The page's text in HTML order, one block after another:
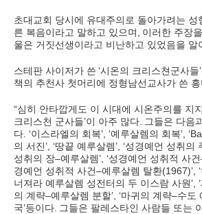
초대교회 당시에 유대주의로 돌아가려는
른 복음이라고 말하고 있으며
이러한 주장
울은 거짓선생이라고 비난하고 있었음을 알
스테판 사이저가 쓴 ‘시온의 크리스쳔군사들
책의 추천사 첫머리에 정형남선교사가 쓴
“심히 안타깝게도 이 시대에 시온주의를 지
크리스천 군사들’이 아주 많다 그들은 다음
다 . ‘이스라엘의 회복’, ‘예루살렘의 회복’,
의 서진’, ‘땅끝 예루살렘’, ‘성경예언 성취의
성취의 장–예루살렘’, ‘성경예언 성취적 사건
경예언 성취적 사건–예루살렘 탈환(1967)’, ‘
너져라 예루살렘 성전터의 두 이스람 사원’, ‘
의 계략–예루살렘 분할’, ‘마귀의 계략–수도
국’등이다 그들은 팔레스타인 사람들 또는